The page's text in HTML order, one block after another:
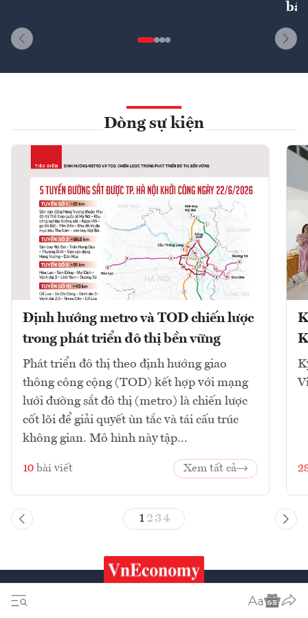
Dòng sự kiện
Định hướng metro và TOD chiến lược
trong phát triển đô thị bền vững
Phát triển đô thị theo định hướng giao
thông công cộng (TOD) kết hợp với mạng
lưới đường sắt đô thị (metro) là chiến lược
cốt lõi để giải quyết ùn tắc và tái cấu trúc
không gian. Mô hình này tập...
10 bài viết Xem tất cả
1 23 4